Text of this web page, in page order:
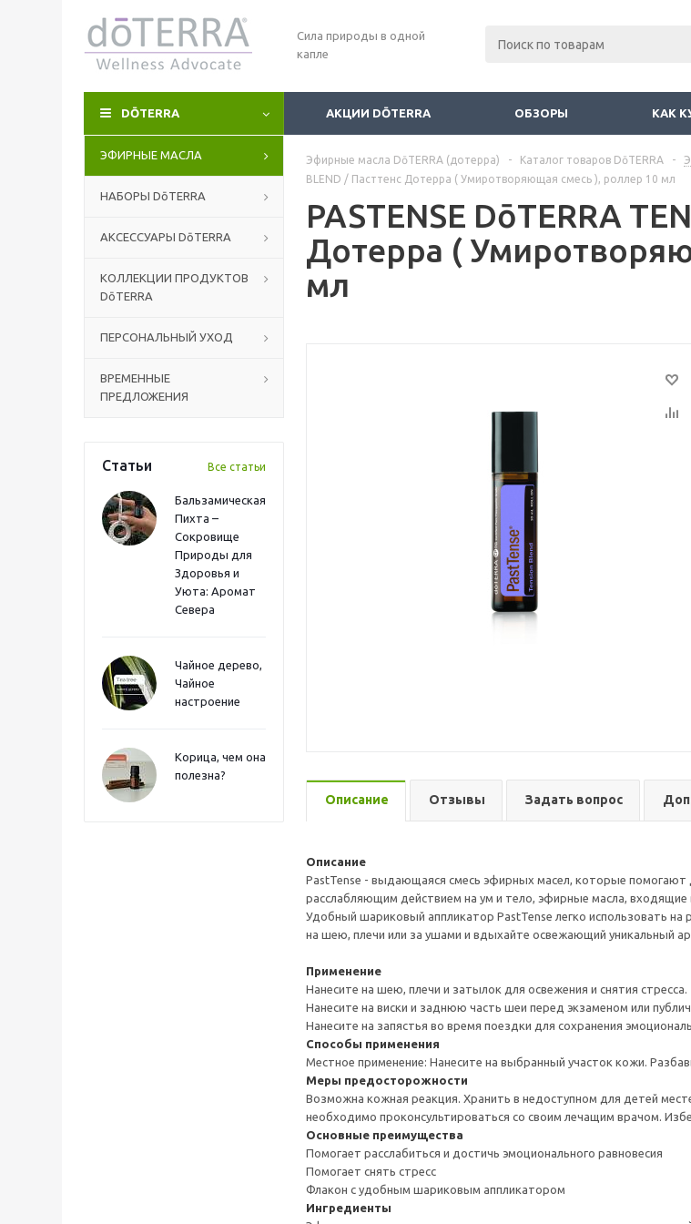
Сила природы в одной
капле
DŌTERRA АКЦИИ DŌTERRA ОБЗОРЫ КАК
ЭФИРНЫЕ МАСЛА
НАБОРЫ DōTERRA
АКСЕССУАРЫ DōTERRA
КОЛЛЕКЦИИ ПРОДУКТОВ
DōTERRA
ПЕРСОНАЛЬНЫЙ УХОД
ВРЕМЕННЫЕ
ПРЕДЛОЖЕНИЯ
Статьи Все статьи
Бальзамическая
Пихта –
Сокровище
Природы для
Здоровья и
Уюта: Аромат
Севера
Чайное дерево,
Чайное
настроение
Корица, чем она
полезна?
Эфирные масла DōTERRA (дотерра) - Каталог товаров DōTERRA -
BLEND / Пасттенс Дотерра ( Умиротворяющая смесь ), роллер 10 мл
PASTENSE DōTERRA
Дотерра (
мл
Описание Отзывы Задать вопрос
Описание
PastTense - выдающаяся смесь эфирных масел, которые помогают
расслабляющим действием на ум и тело, эфирные масла,
Удобный шариковый аппликатор PastTense легко использовать
на шею, плечи или за ушами и вдыхайте освежающий уникальный
Применение
Нанесите на шею, плечи и затылок для освежения и снятия стресса.
Нанесите на виски и заднюю часть шеи перед экзаменом или
Нанесите на запястья во время поездки для сохранения
Способы применения
Местное применение: Нанесите на выбранный участок кожи.
Меры предосторожности
Возможна кожная реакция. Хранить в недоступном для детей
необходимо проконсультироваться со своим лечащим врачом.
Основные преимущества
Помогает расслабиться и достичь эмоционального равновесия
Помогает снять стресс
Флакон с удобным шариковым аппликатором
Ингредиенты